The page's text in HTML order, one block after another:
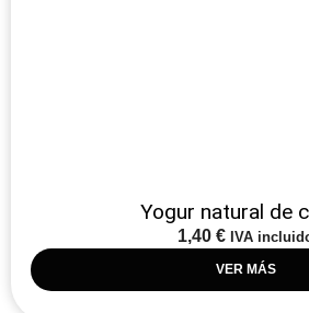
Yogur natural de
1,40 € IVA
VER MÁS